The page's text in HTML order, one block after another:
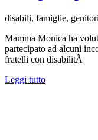
disabili, famiglie,
Mamma Monica ha
partecipato ad alcuni
fratelli con disabilitÃ
Leggi tutto